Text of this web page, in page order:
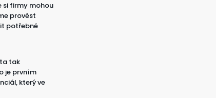
si firmy mohou
provést
potřebné
tak
je prvním
který ve